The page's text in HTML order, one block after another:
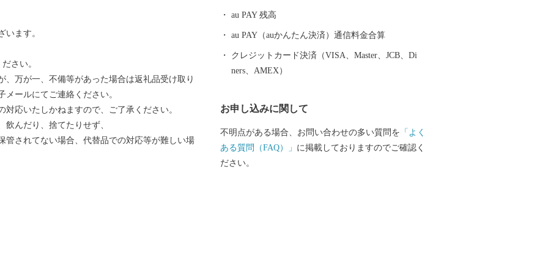
ます。
さい。
万が一、不備等があった場合は返礼品受け取り
ールにてご連絡ください。
応いたしかねますので、ご了承ください。
んだり、捨てたりせず、
管されてない場合、代替品での対応等が難しい場
してご用意させていただいておりますのでぜひご覧く
ださい。
au PAY 残高
au PAY（auかんたん決済）通信料金合算
クレジットカード決済（VISA、Master、JCB、Di
ners、AMEX）
お申し込みに関して
不明点がある場合、お問い合わせの多い質問を 「よく
ある質問（FAQ）」 に掲載しておりますのでご確認く
ださい。